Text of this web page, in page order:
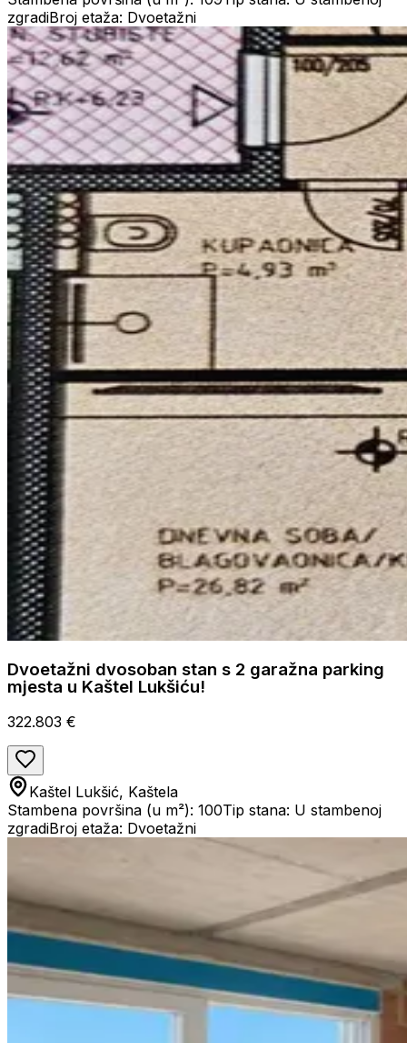
zgradiBroj etaža: Dvoetažni
Dvoetažni dvosoban stan s 2 garažna parking
mjesta u Kaštel Lukšiću!
322.803 €
Kaštel Lukšić, Kaštela
Stambena površina (u m²): 100Tip stana: U stambenoj
zgradiBroj etaža: Dvoetažni